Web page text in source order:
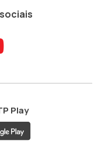
ao ao
Aceder
Play